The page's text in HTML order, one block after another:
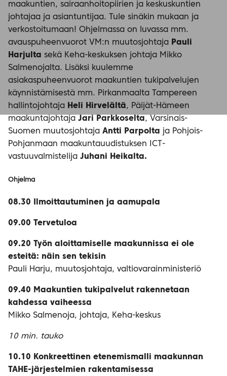
maakuntien, sairaanhoitopiirien ja keskuskuntien
johtajaa ja asiantuntijaa. Tule sinäkin mukaan ja
verkostoitumaan! Ohjelmassa on luvassa mm.
avauspuheenvuorot VM:n muutosjohtaja Pauli
Harjulta sekä Keha-keskuksen johtaja Mikko
Salmenojalta. Lisäksi kuulemme
asiakaspuheenvuorot maakuntien tukipalvelujen
käynnistämisestä mm. Pirkanmaalta Tampereen
hallintojohtaja Heli Hirvelältä, Päijät-Hämeen
maakuntajohtaja Jari Parkkoselta, Varsinais-
Suomen muutosjohtaja Antti Parpolta ja Pohjois-
Pohjanmaan maakuntauudistuksen ICT-
vastuuvalmistelija Juhani Heikalta.
Ohjelma
08.30 Ilmoittautuminen ja aamupala
09.00 Tervetuloa
09.20 Työn aloittamiselle maakunnissa ei ole
esteitä: näin sen tekisin
Pauli Harju, muutosjohtaja, valtiovarainministeriö
09.40 Maakuntien tukipalvelut rakennetaan
kahdessa vaiheessa
Mikko Salmenoja, johtaja, Keha-keskus
10 min. tauko
10.10 Konkreettinen etenemismalli maakunnan
TAHE-järjestelmien rakentamisessa